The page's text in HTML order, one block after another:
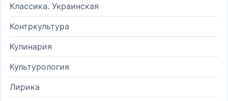
Классика. Украинская
Контркультура
Кулинария
Культурология
Лирика